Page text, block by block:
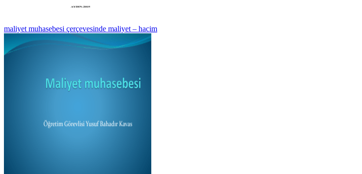
maliyet muhasebesi çerçevesinde maliyet – hacim